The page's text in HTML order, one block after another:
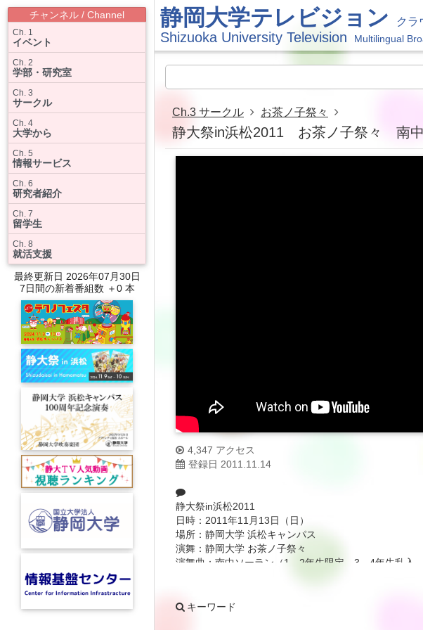
静岡大学テレビジョン クラ
Shizuoka University Television Multilingual
チャンネル / Channel
Ch. 1
イベント
Ch. 2
学部・研究室
Ch. 3
サークル
Ch. 4
大学から
Ch. 5
情報サービス
Ch. 6
研究者紹介
Ch. 7
留学生
Ch. 8
就活支援
最終更新日 2026年07月30日
7日間の新着番組数 ＋0 本
Ch.3 サークル お茶ノ子祭々
静大祭in浜松2011 お茶ノ子祭々 南
4,347 アクセス
登録日 2011.11.14
静大祭in浜松2011
日時：2011年11月13日（日）
場所：静岡大学 浜松キャンパス
演舞：静岡大学 お茶ノ子祭々
演舞曲：南中ソーラン（1、2年生限定、3、4年生乱入
キーワード